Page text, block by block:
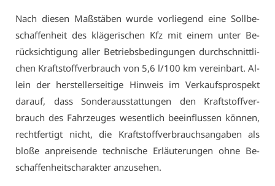
Nach die­sen Maß­stä­ben wur­de vor­lie­gend ei­ne Soll­be­
schaf­fen­heit des klä­ge­ri­schen Kfz mit ei­nem un­ter Be­
rück­sich­ti­gung al­ler Be­triebs­be­din­gun­gen durch­schnitt­li­
chen Kraft­stoff­ver­brauch von 5,6 l/100 km ver­ein­bart. Al­
lein der her­stel­ler­sei­ti­ge Hin­weis im Ver­kaufs­pro­spekt
dar­auf, dass Son­der­aus­stat­tun­gen den Kraft­stoff­ver­
brauch des Fahr­zeu­ges we­sent­lich be­ein­flus­sen kön­nen,
recht­fer­tigt nicht, die Kraft­stoff­ver­brauchs­an­ga­ben als
blo­ße an­prei­sen­de tech­ni­sche Er­läu­te­run­gen oh­ne Be­
schaf­fen­heits­cha­rak­ter an­zu­se­hen.